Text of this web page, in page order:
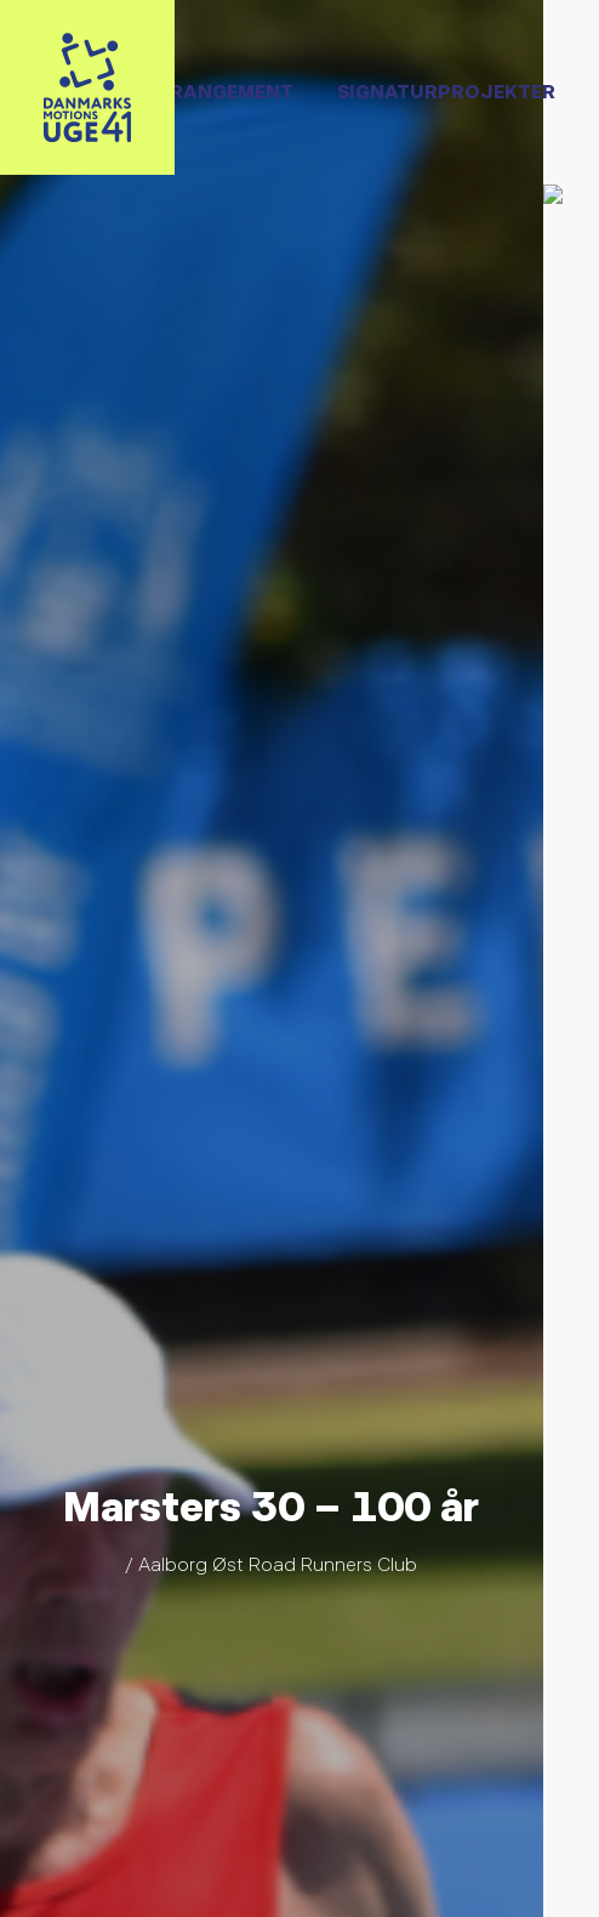
OPRET ARRANGEMENT SIGNATURPROJEKTER
Marsters 30 – 100 år
/ Aalborg Øst Road Runners Club